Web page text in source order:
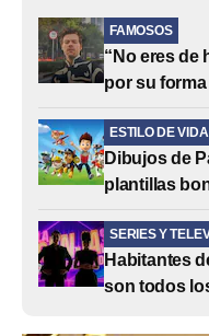
FAMOSOS
“No eres de
por su
ESTILO DE VIDA
Dibujos de
plantillas
SERIES Y
Habitantes
son todos